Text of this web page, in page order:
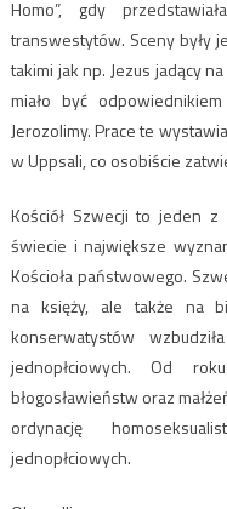
Homo”, gdy
transwestytów. Sceny były
takimi jak np. Jezus jadący
miało być
Jerozolimy. Prace te
w Uppsali, co osobiście
Kościół Szwecji to jeden z
świecie i największe
Kościoła państwowego.
na księży, ale także na
konserwatystów
jednopłciowych. Od
błogosławieństw oraz
ordynację
jednopłciowych.